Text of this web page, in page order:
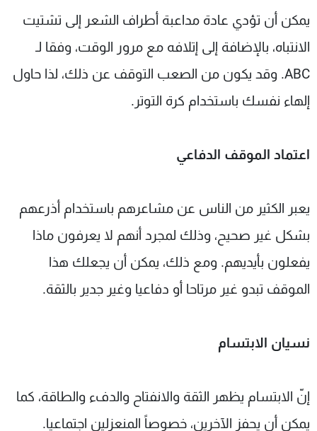
يمكن أن تؤدي عادة مداعبة أطراف الشعر إلى تشتيت
الانتباه، بالإضافة إلى إتلافه مع مرور الوقت، وفقا لـ
ABC. وقد يكون من الصعب التوقف عن ذلك، لذا حاول
إلهاء نفسك باستخدام كرة التوتر.
اعتماد الموقف الدفاعي
يعبر الكثير من الناس عن مشاعرهم باستخدام أذرعهم
بشكل غير صحيح، وذلك لمجرد أنهم لا يعرفون ماذا
يفعلون بأيديهم. ومع ذلك، يمكن أن يجعلك هذا
الموقف تبدو غير مرتاحا أو دفاعيا وغير جدير بالثقة.
نسيان الابتسام
إنّ الابتسام يظهر الثقة والانفتاح والدفء والطاقة، كما
يمكن أن يحفز الآخرين، خصوصاً المنعزلين اجتماعيا.